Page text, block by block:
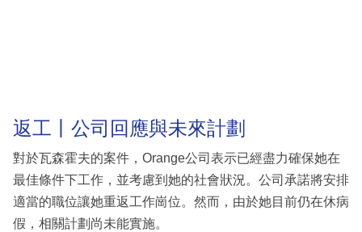
返工丨公司回應與未來計劃
對於瓦森霍夫的案件，Orange公司表示已經盡力確保她在
最佳條件下工作，並考慮到她的社會狀況。公司承諾將安排
適當的職位讓她重返工作崗位。然而，由於她目前仍在休病
假，相關計劃尚未能實施。